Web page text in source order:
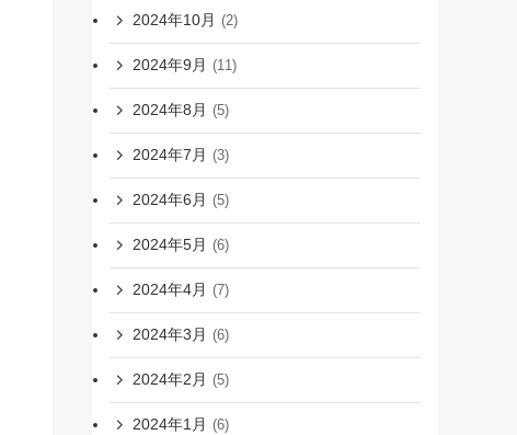
2024年10月 (2)
2024年9月 (11)
2024年8月 (5)
2024年7月 (3)
2024年6月 (5)
2024年5月 (6)
2024年4月 (7)
2024年3月 (6)
2024年2月 (5)
2024年1月 (6)